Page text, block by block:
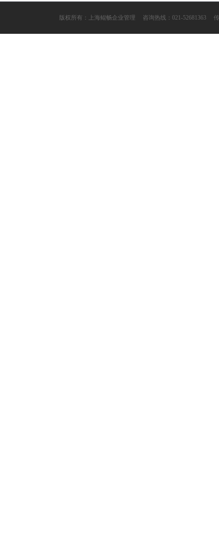
版权所有：上海鲲畅企业管理 咨询热线：021-52681363